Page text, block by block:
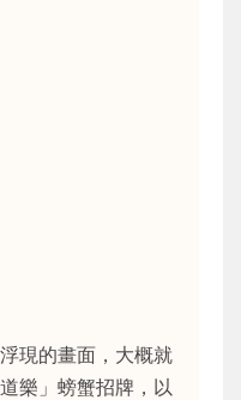
現的畫面，大概就
樂」螃蟹招牌，以